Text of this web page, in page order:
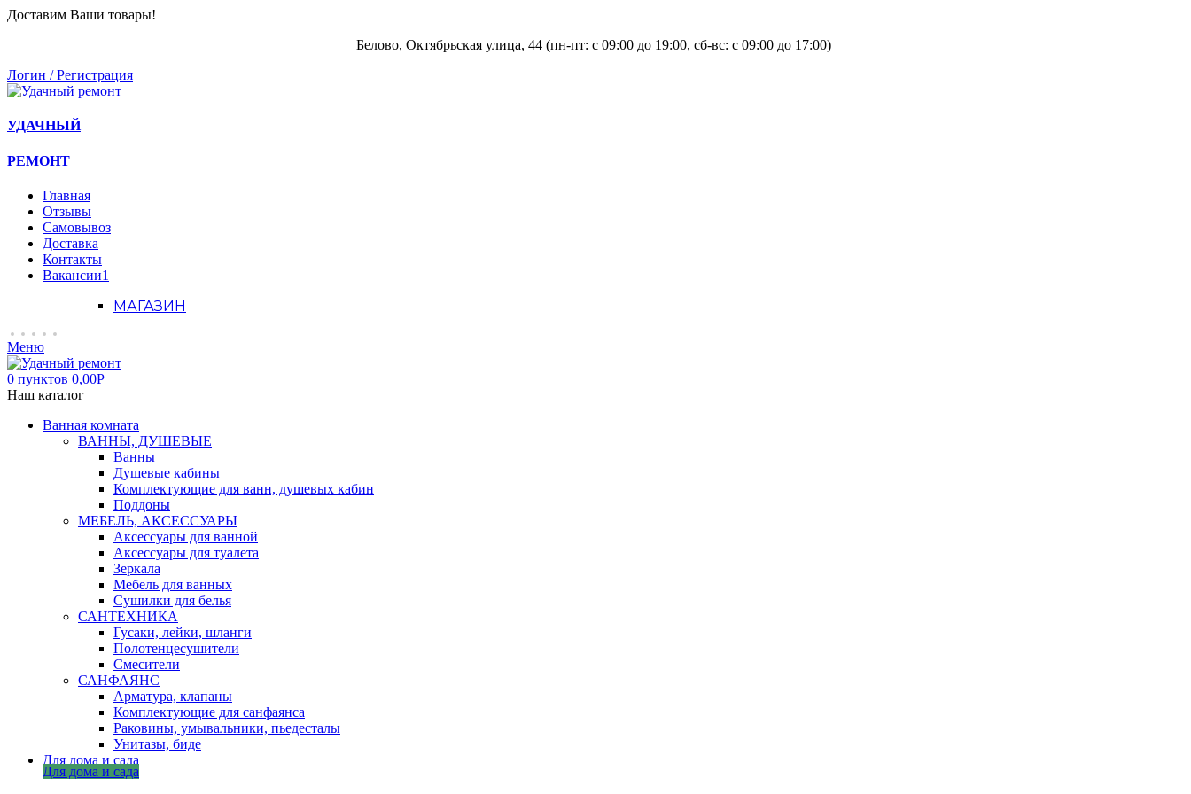
Доставим Ваши товары!
Белово, Октябрьская улица, 44 (пн-пт: с 09:00 до 19:00, сб-вс: с 09:00 до 17:00)
Логин / Регистрация
УДАЧНЫЙ
РЕМОНТ
Главная
Отзывы
Самовывоз
Доставка
Контакты
Вакансии1
МАГАЗИН
Меню
0 пунктов 0,00Р
Наш каталог
Ванная комната
ВАННЫ, ДУШЕВЫЕ
Ванны
Душевые кабины
Комплектующие для ванн, душевых кабин
Поддоны
МЕБЕЛЬ, АКСЕССУАРЫ
Аксессуары для ванной
Аксессуары для туалета
Зеркала
Мебель для ванных
Сушилки для белья
САНТЕХНИКА
Гусаки, лейки, шланги
Полотенцесушители
Смесители
САНФАЯНС
Арматура, клапаны
Комплектующие для санфаянса
Раковины, умывальники, пьедесталы
Унитазы, биде
Для дома и сада
Для дома и сада